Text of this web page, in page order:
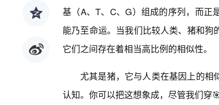
基（A、T、C、G）组成的序列，而正
能乃至命运。当我们比较人类、猪和
它们之间存在着相当高比例的相似性。
尤其是猪，它与人类在基因上的
认知。你可以把这想象成，尽管我们穿